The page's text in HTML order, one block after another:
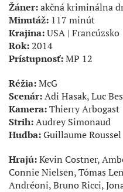
Žáner:akčná kriminálna
Minutáž: 117 minút
Krajina:USA | Francúzsko
Rok:2014
Prístupnosť:MP 12
Réžia:McG
Scenár:Adi Hasak, Luc
Kamera:Thierry Arbogast
Strih:Audrey Simonaud
Hudba:Guillaume Roussel
Hrajú:Kevin Costner,
Connie Nielsen, Tómas
Andréoni, Bruno Ricci,